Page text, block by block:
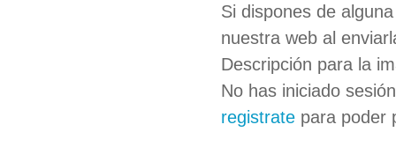
Si dispones de
nuestra web al
Descripción para la
No has iniciado
registrate para poder